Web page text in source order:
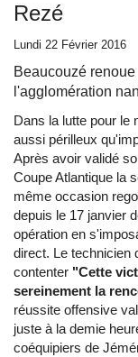
Rezé
Lundi 22 Février 2016
Beaucouzé
l'agglomération
Dans la lutte pour le
aussi périlleux
Après avoir validé
Coupe Atlantique la
même occasion
depuis le 17 janvier
opération en
direct. Le technicien
contenter "Cette
sereinement la
réussite offensive
juste à la demie
coéquipiers de